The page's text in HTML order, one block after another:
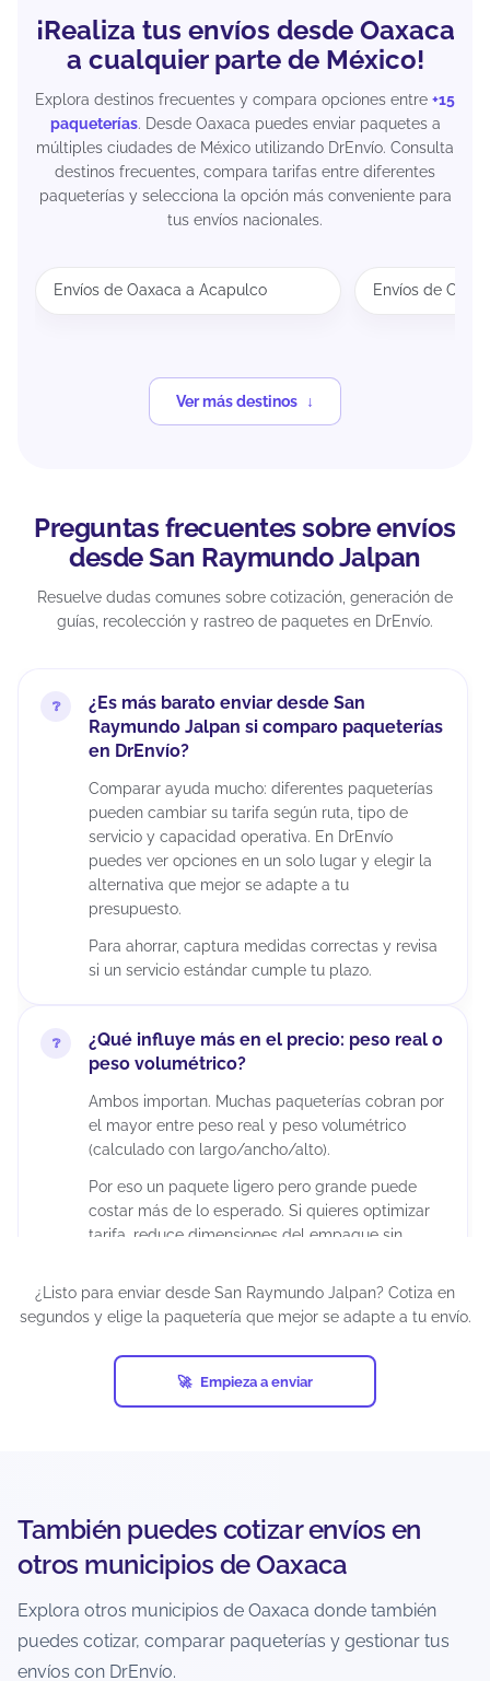
¡Realiza tus envíos desde Oaxaca
a cualquier parte de México!
Explora destinos frecuentes y compara opciones entre +15
paqueterías. Desde Oaxaca puedes enviar paquetes a
múltiples ciudades de México utilizando DrEnvío. Consulta
destinos frecuentes, compara tarifas entre diferentes
paqueterías y selecciona la opción más conveniente para
tus envíos nacionales.
Envíos de Oaxaca a Acapulco Envíos de
Ver más destinos
Preguntas frecuentes sobre envíos
desde San Raymundo Jalpan
Resuelve dudas comunes sobre cotización, generación de
guías, recolección y rastreo de paquetes en DrEnvío.
¿Es más barato enviar desde San
Raymundo Jalpan si comparo paqueterías
en DrEnvío?
Comparar ayuda mucho: diferentes paqueterías
pueden cambiar su tarifa según ruta, tipo de
servicio y capacidad operativa. En DrEnvío
puedes ver opciones en un solo lugar y elegir la
alternativa que mejor se adapte a tu
presupuesto.
Para ahorrar, captura medidas correctas y revisa
si un servicio estándar cumple tu plazo.
¿Qué influye más en el precio: peso real o
peso volumétrico?
Ambos importan. Muchas paqueterías cobran por
el mayor entre peso real y peso volumétrico
(calculado con largo/ancho/alto).
Por eso un paquete ligero pero grande puede
costar más de lo esperado. Si quieres optimizar
tarifa, reduce dimensiones del empaque sin
¿Puedo enviar paquetes grandes desde
San Raymundo Jalpan?
Sí, siempre que estén dentro de los límites del
¿Puedo enviar a zonas rurales o
localidades alejadas desde San
Raymundo Jalpan?
Depende de la cobertura de cada paquetería
¿Listo para enviar desde San Raymundo Jalpan? Cotiza en
segundos y elige la paquetería que mejor se adapte a tu envío.
Empieza a enviar
También puedes cotizar envíos en
otros municipios de Oaxaca
Explora otros municipios de Oaxaca donde también
puedes cotizar, comparar paqueterías y gestionar tus
envíos con DrEnvío.